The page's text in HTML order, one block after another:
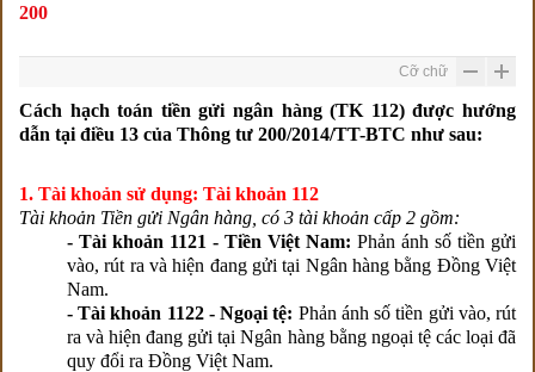
200
Cỡ chữ
Cách hạch toán tiền gửi ngân hàng (TK 112) được hướng
dẫn tại điều 13 của Thông tư 200/2014/TT-BTC như sau:
1. Tài khoản sử dụng: Tài khoản 112
Tài khoản Tiền gửi Ngân hàng, có 3 tài khoản cấp 2 gồm:
- Tài khoản 1121 - Tiền Việt Nam: Phản ánh số tiền gửi
vào, rút ra và hiện đang gửi tại Ngân hàng bằng Đồng Việt
Nam.
- Tài khoản 1122 - Ngoại tệ: Phản ánh số tiền gửi vào, rút
ra và hiện đang gửi tại Ngân hàng bằng ngoại tệ các loại đã
quy đổi ra Đồng Việt Nam.